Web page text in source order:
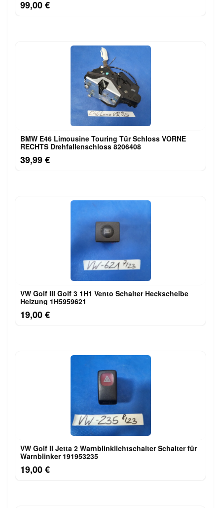
99,00 €
BMW E46 Limousine Touring Tür Schloss VORNE
RECHTS Drehfallenschloss 8206408
39,99 €
VW Golf III Golf 3 1H1 Vento Schalter Heckscheibe
Heizung 1H5959621
19,00 €
VW Golf II Jetta 2 Warnblinklichtschalter Schalter für
Warnblinker 191953235
19,00 €